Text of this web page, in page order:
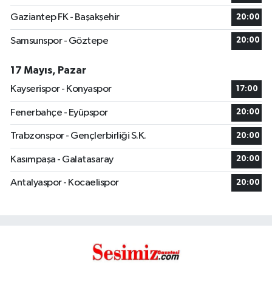
Gaziantep FK - Başakşehir 20:00
Samsunspor - Göztepe 20:00
17 Mayıs, Pazar
Kayserispor - Konyaspor
17:00
Fenerbahçe - Eyüpspor 20:00
Trabzonspor - Gençlerbirliği S.K. 20:00
Kasımpaşa - Galatasaray 20:00
Antalyaspor - Kocaelispor 20:00